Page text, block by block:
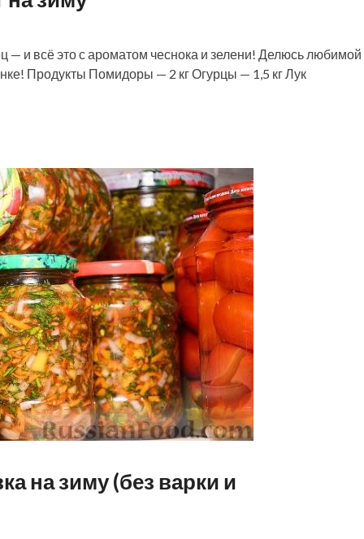
— и всё это с ароматом чеснока и зелени! Делюсь любимой
Продукты Помидоры — 2 кг Огурцы — 1,5 кг Лук
на зиму (без варки и